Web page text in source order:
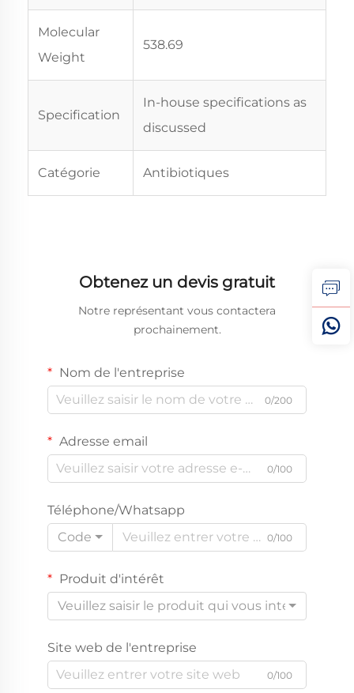
Molecular
Weight
538.69
Specification
In-house specifications as
discussed
Catégorie Antibiotiques
Obtenez un devis gratuit
Notre représentant vous contactera
prochainement.
Nom de l'entreprise
0/200
Adresse email
0/100
Téléphone/Whatsapp
Code
0/100
Produit d'intérêt
Veuillez saisir le produit qui vous intéresse
Site web de l'entreprise
0/100